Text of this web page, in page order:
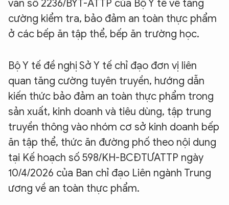
văn số 2236/BYT-ATTP của Bộ Y tế về tăng
cường kiểm tra, bảo đảm an toàn thực phẩm
ở các bếp ăn tập thể, bếp ăn trường học.
Bộ Y tế đề nghị Sở Y tế chỉ đạo đơn vị liên
quan tăng cường tuyên truyền, hướng dẫn
kiến thức bảo đảm an toàn thực phẩm trong
sản xuất, kinh doanh và tiêu dùng, tập trung
truyền thông vào nhóm cơ sở kinh doanh bếp
ăn tập thể, thức ăn đường phố theo nội dung
tại Kế hoạch số 598/KH-BCĐTƯATTP ngày
10/4/2026 của Ban chỉ đạo Liên ngành Trung
ương về an toàn thực phẩm.